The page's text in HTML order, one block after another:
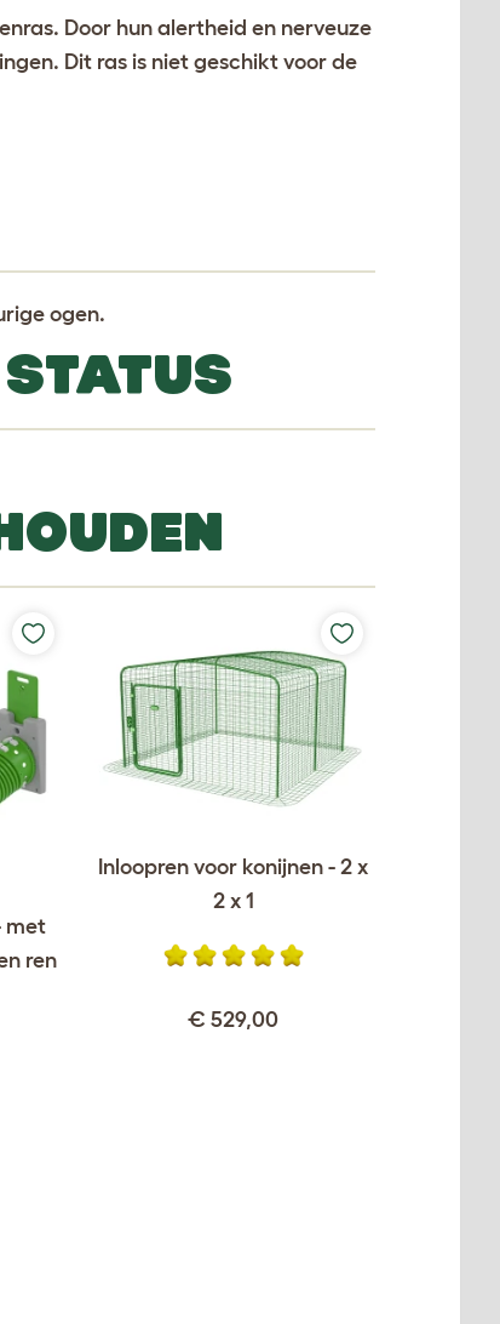
Door hun alertheid en nerveuze
Dit ras is niet geschikt voor de
ogen.
met
ren
Inloopren voor konijnen - 2 x
2 x 1
€ 529,00